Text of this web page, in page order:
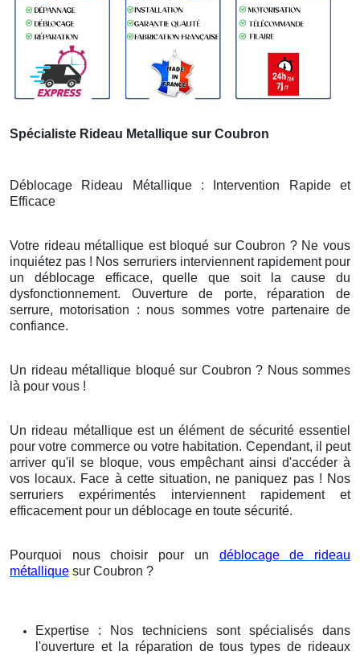
Spécialiste Rideau Metallique sur Coubron
Déblocage Rideau Métallique : Intervention Rapide et
Efficace
Votre rideau métallique est bloqué sur Coubron ? Ne vous
inquiétez pas ! Nos serruriers interviennent rapidement pour
un déblocage efficace, quelle que soit la cause du
dysfonctionnement. Ouverture de porte, réparation de
serrure, motorisation : nous sommes votre partenaire de
confiance.
Un rideau métallique bloqué sur Coubron ? Nous sommes
là pour vous !
Un rideau métallique est un élément de sécurité essentiel
pour votre commerce ou votre habitation. Cependant, il peut
arriver qu'il se bloque, vous empêchant ainsi d'accéder à
vos locaux. Face à cette situation, ne paniquez pas ! Nos
serruriers expérimentés interviennent rapidement et
efficacement pour un déblocage en toute sécurité.
Pourquoi nous choisir pour un déblocage de rideau
métallique sur Coubron ?
Expertise : Nos techniciens sont spécialisés dans
l'ouverture et la réparation de tous types de rideaux